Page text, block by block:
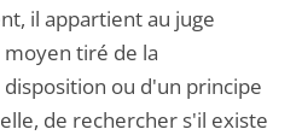
il appartient au juge
tiré de la
ou d'un principe
de rechercher s'il existe